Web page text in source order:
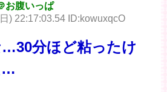
お腹いっぱ
) 22:17:03.54 ID:kowuxqcO
分ほど粘ったけ
…